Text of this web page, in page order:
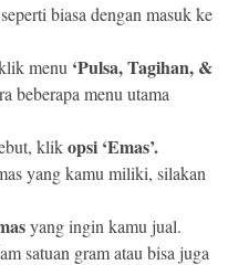
seperti biasa dengan masuk ke
menu ‘Pulsa, Tagihan, &
beberapa menu utama
klikopsi ‘Emas’.
yang kamu miliki, silakan
yang ingin kamu jual.
satuan gram atau bisa juga